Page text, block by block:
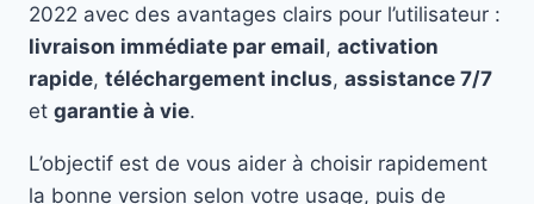
2022 avec des avantages clairs pour l’utilisateur :
livraison immédiate par email, activation
rapide, téléchargement inclus, assistance 7/7
et garantie à vie.
L’objectif est de vous aider à choisir rapidement
la bonne version selon votre usage, puis de